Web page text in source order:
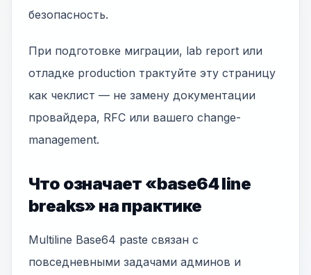
безопасность.
При подготовке миграции, lab report или
отладке production трактуйте эту страницу
как чеклист — не замену документации
провайдера, RFC или вашего change-
management.
Что означает «base64 line
breaks» на практике
Multiline Base64 paste связан с
повседневными задачами админов и